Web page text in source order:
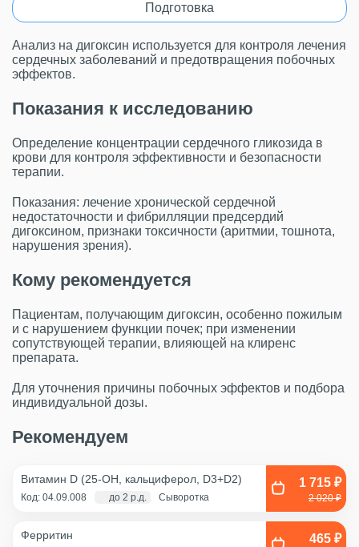
Подготовка
Анализ на дигоксин используется для контроля лечения
сердечных заболеваний и предотвращения побочных
эффектов.
Показания к исследованию
Определение концентрации сердечного гликозида в
крови для контроля эффективности и безопасности
терапии.
Показания: лечение хронической сердечной
недостаточности и фибрилляции предсердий
дигоксином, признаки токсичности (аритмии, тошнота,
нарушения зрения).
Кому рекомендуется
Пациентам, получающим дигоксин, особенно пожилым
и с нарушением функции почек; при изменении
сопутствующей терапии, влияющей на клиренс
препарата.
Для уточнения причины побочных эффектов и подбора
индивидуальной дозы.
Рекомендуем
Витамин D (25-OH, кальциферол, D3+D2)
Код: 04.09.008 до 2 р.д. Сыворотка
1 715 ₽
2 020 ₽
Ферритин 465 ₽